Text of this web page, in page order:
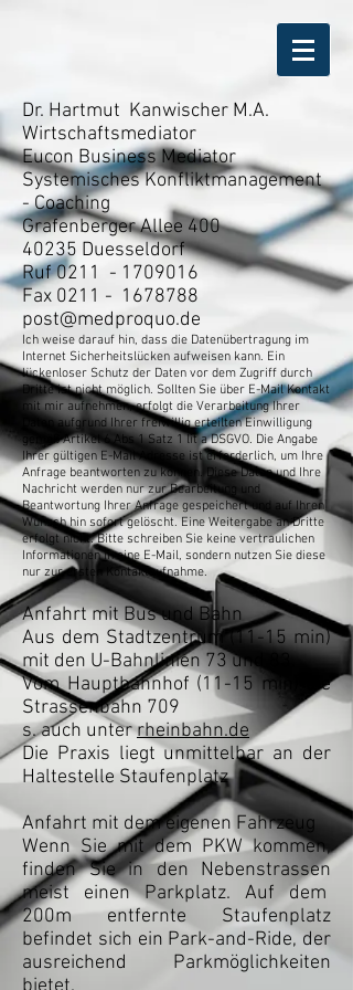
Dr. Hartmut Kanwischer M.A.
Wirtschaftsmediator
Eucon Business Mediator
Systemisches Konfliktmanagement
- Coaching
Grafenberger Allee 400
40235 Duesseldorf
Ruf 0211 - 1709016
Fax 0211 - 1678788
post@medproquo.de
Ich weise darauf hin, dass die Datenübertragung im
Internet Sicherheitslücken aufweisen kann. Ein
lückenloser Schutz der Daten vor dem Zugriff durch
Dritte ist nicht möglich. Sollten Sie über E-Mail Kontakt
mit mir aufnehmen, erfolgt die Verarbeitung Ihrer
Daten aufgrund Ihrer freiwillig erteilten Einwilligung
gemäß Artikel 6 Abs 1 Satz 1 lit a DSGVO. Die Angabe
Ihrer gültigen E-Mail Adresse ist erforderlich, um Ihre
Anfrage beantworten zu können. Diese Daten und Ihre
Nachricht werden nur zur Bearbeitung und
Beantwortung Ihrer Anfrage gespeichert und auf Ihren
Wunsch hin sofort gelöscht. Eine Weitergabe an Dritte
erfolgt nicht. Bitte schreiben Sie keine vertraulichen
Informationen in eine E-Mail, sondern nutzen Sie diese
nur zur ersten Kontaktaufnahme.
Anfahrt mit Bus und Bahn
Aus dem Stadtzentrum (11-15 min)
mit den U-Bahnlinien 73 und 83.
Vom Hauptbahnhof (11-15 min) die
Strassenbahn 709
s. auch unterrheinbahn.de
Die Praxis liegt unmittelbar an der
Haltestelle Staufenplatz
Anfahrt mit dem eigenen Fahrzeug
Wenn Sie mit dem PKW kommen,
finden Sie in den Nebenstrassen
meist einen Parkplatz. Auf dem
200m entfernte Staufenplatz
befindet sich ein Park-and-Ride, der
ausreichend Parkmöglichkeiten